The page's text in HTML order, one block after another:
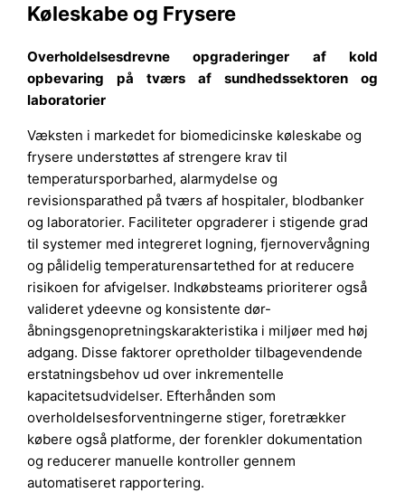
Køleskabe og Frysere
Overholdelsesdrevne opgraderinger af kold
opbevaring på tværs af sundhedssektoren og
laboratorier
Væksten i markedet for biomedicinske køleskabe og
frysere understøttes af strengere krav til
temperatursporbarhed, alarmydelse og
revisionsparathed på tværs af hospitaler, blodbanker
og laboratorier. Faciliteter opgraderer i stigende grad
til systemer med integreret logning, fjernovervågning
og pålidelig temperaturensartethed for at reducere
risikoen for afvigelser. Indkøbsteams prioriterer også
valideret ydeevne og konsistente dør-
åbningsgenopretningskarakteristika i miljøer med høj
adgang. Disse faktorer opretholder tilbagevendende
erstatningsbehov ud over inkrementelle
kapacitetsudvidelser. Efterhånden som
overholdelsesforventningerne stiger, foretrækker
købere også platforme, der forenkler dokumentation
og reducerer manuelle kontroller gennem
automatiseret rapportering.